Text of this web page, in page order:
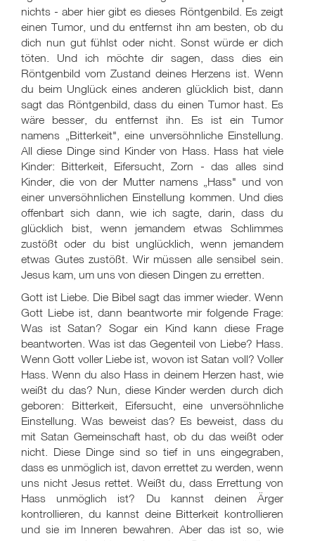
nichts - aber hier gibt es dieses Röntgenbild. Es zeigt
einen Tumor, und du entfernst ihn am besten, ob du
dich nun gut fühlst oder nicht. Sonst würde er dich
töten. Und ich möchte dir sagen, dass dies ein
Röntgenbild vom Zustand deines Herzens ist. Wenn
du beim Unglück eines anderen glücklich bist, dann
sagt das Röntgenbild, dass du einen Tumor hast. Es
wäre besser, du entfernst ihn. Es ist ein Tumor
namens „Bitterkeit", eine unversöhnliche Einstellung.
All diese Dinge sind Kinder von Hass. Hass hat viele
Kinder: Bitterkeit, Eifersucht, Zorn - das alles sind
Kinder, die von der Mutter namens „Hass" und von
einer unversöhnlichen Einstellung kommen. Und dies
offenbart sich dann, wie ich sagte, darin, dass du
glücklich bist, wenn jemandem etwas Schlimmes
zustößt oder du bist unglücklich, wenn jemandem
etwas Gutes zustößt. Wir müssen alle sensibel sein.
Jesus kam, um uns von diesen Dingen zu erretten.
Gott ist Liebe. Die Bibel sagt das immer wieder. Wenn
Gott Liebe ist, dann beantworte mir folgende Frage:
Was ist Satan? Sogar ein Kind kann diese Frage
beantworten. Was ist das Gegenteil von Liebe? Hass.
Wenn Gott voller Liebe ist, wovon ist Satan voll? Voller
Hass. Wenn du also Hass in deinem Herzen hast, wie
weißt du das? Nun, diese Kinder werden durch dich
geboren: Bitterkeit, Eifersucht, eine unversöhnliche
Einstellung. Was beweist das? Es beweist, dass du
mit Satan Gemeinschaft hast, ob du das weißt oder
nicht. Diese Dinge sind so tief in uns eingegraben,
dass es unmöglich ist, davon errettet zu werden, wenn
uns nicht Jesus rettet. Weißt du, dass Errettung von
Hass unmöglich ist? Du kannst deinen Ärger
kontrollieren, du kannst deine Bitterkeit kontrollieren
und sie im Inneren bewahren. Aber das ist so, wie